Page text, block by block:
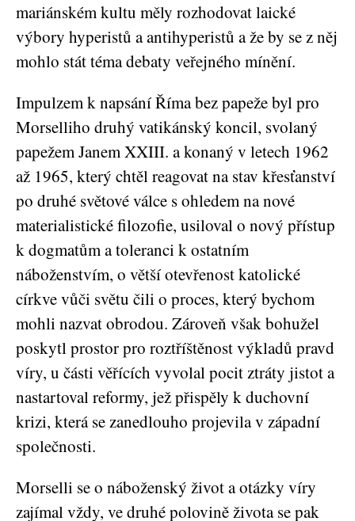
mariánském kultu měly rozhodovat laické
výbory hyperistů a antihyperistů a že by se z něj
mohlo stát téma debaty veřejného mínění.
Impulzem k napsání Říma bez papeže byl pro
Morselliho druhý vatikánský koncil, svolaný
papežem Janem XXIII. a konaný v letech 1962
až 1965, který chtěl reagovat na stav křesťanství
po druhé světové válce s ohledem na nové
materialistické filozofie, usiloval o nový přístup
k dogmatům a toleranci k ostatním
náboženstvím, o větší otevřenost katolické
církve vůči světu čili o proces, který bychom
mohli nazvat obrodou. Zároveň však bohužel
poskytl prostor pro roztříštěnost výkladů pravd
víry, u části věřících vyvolal pocit ztráty jistot a
nastartoval reformy, jež přispěly k duchovní
krizi, která se zanedlouho projevila v západní
společnosti.
Morselli se o náboženský život a otázky víry
zajímal vždy, ve druhé polovině života se pak